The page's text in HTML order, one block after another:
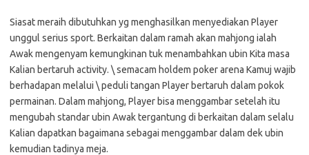
Siasat meraih dibutuhkan yg menghasilkan menyediakan Player
unggul serius sport. Berkaitan dalam ramah akan mahjong ialah
Awak mengenyam kemungkinan tuk menambahkan ubin Kita masa
Kalian bertaruh activity. \ semacam holdem poker arena Kamuj wajib
berhadapan melalui \ peduli tangan Player bertaruh dalam pokok
permainan. Dalam mahjong, Player bisa menggambar setelah itu
mengubah standar ubin Awak tergantung di berkaitan dalam selalu
Kalian dapatkan bagaimana sebagai menggambar dalam dek ubin
kemudian tadinya meja.